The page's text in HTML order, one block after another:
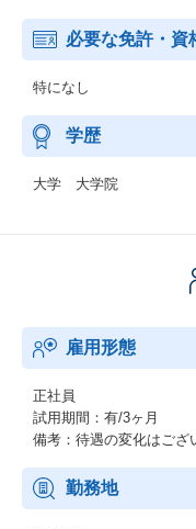
必要な免許・資
特になし
学歴
大学 大学院
雇用形態
正社員
試用期間：有/3ヶ月
備考：待遇の変化はござ
勤務地